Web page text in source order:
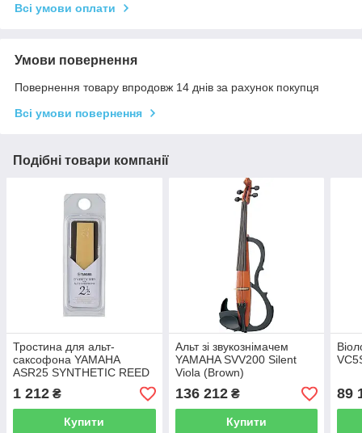
Всі умови оплати
Умови повернення
Повернення товару впродовж 14 днів за рахунок покупця
Всі умови повернення
Подібні товари компанії
Тростина для альт-
саксофона YAMAHA
ASR25 SYNTHETIC REED
FOR ALTO SAXOPHONE -
#2.5 (1 шт)
1 212 ₴
Купити
Альт зі звукознімачем
YAMAHA SVV200 Silent
Viola (Brown)
136 212₴
Купити
89